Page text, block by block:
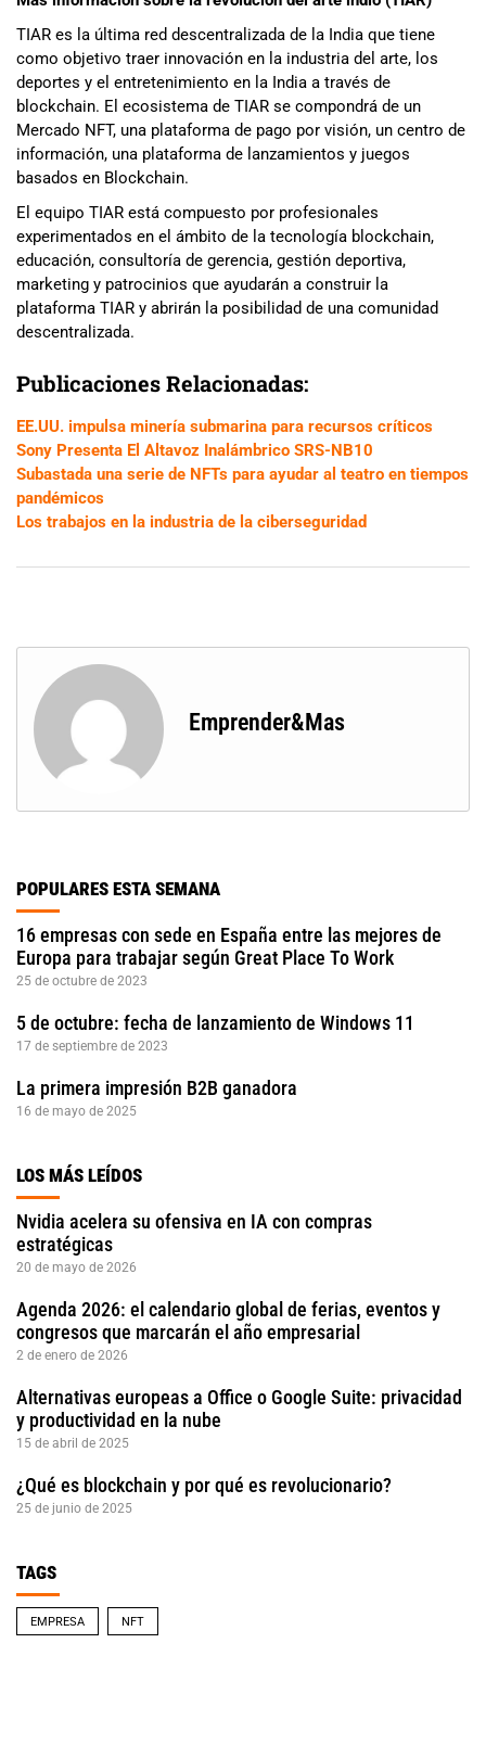
TIAR es la última red descentralizada de la India que tiene
como objetivo traer innovación en la industria del arte, los
deportes y el entretenimiento en la India a través de
blockchain. El ecosistema de TIAR se compondrá de un
Mercado NFT, una plataforma de pago por visión, un centro de
información, una plataforma de lanzamientos y juegos
basados ​​en Blockchain.
El equipo TIAR está compuesto por profesionales
experimentados en el ámbito de la tecnología blockchain,
educación, consultoría de gerencia, gestión deportiva,
marketing y patrocinios que ayudarán a construir la
plataforma TIAR y abrirán la posibilidad de una comunidad
descentralizada.
Publicaciones Relacionadas:
EE.UU. impulsa minería submarina para recursos críticos
Sony Presenta El Altavoz Inalámbrico SRS-NB10
Subastada una serie de NFTs para ayudar al teatro en tiempos
pandémicos
Los trabajos en la industria de la ciberseguridad
Emprender&Mas
POPULARES ESTA SEMANA
16 empresas con sede en España entre las mejores de
Europa para trabajar según Great Place To Work
25 de octubre de 2023
5 de octubre: fecha de lanzamiento de Windows 11
17 de septiembre de 2023
La primera impresión B2B ganadora
16 de mayo de 2025
LOS MÁS LEÍDOS
Nvidia acelera su ofensiva en IA con compras
estratégicas
20 de mayo de 2026
Agenda 2026: el calendario global de ferias, eventos y
congresos que marcarán el año empresarial
2 de enero de 2026
Alternativas europeas a Office o Google Suite: privacidad
y productividad en la nube
15 de abril de 2025
¿Qué es blockchain y por qué es revolucionario?
25 de junio de 2025
TAGS
EMPRESA NFT